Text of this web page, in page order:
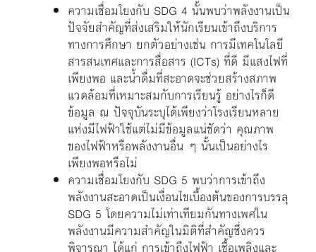
ความเชื่อมโยงกับ SDG 4 นั้นพบว่าพลังงานเป็น
ปัจจัยสำคัญที่ส่งเสริมให้นักเรียนเข้าถึงบริการ
ทางการศึกษา ยกตัวอย่างเช่น การมีเทคโนโลยี
สารสนเทศและการสื่อสาร (ICTs) ที่ดี มีแสงไฟที่
เพียงพอ และน้ำดื่มที่สะอาดจะช่วยสร้างสภาพ
แวดล้อมที่เหมาะสมกับการเรียนรู้ อย่างไรก็ดี
ข้อมูล ณ ปัจจุบันระบุได้เพียงว่าโรงเรียนหลาย
แห่งมีไฟฟ้าใช้แต่ไม่มีข้อมูลแน่ชัดว่า คุณภาพ
ของไฟฟ้าหรือพลังงานอื่น ๆ นั้นเป็นอย่างไร
เพียงพอหรือไม่
ความเชื่อมโยงกับ SDG 5 พบว่าการเข้าถึง
พลังงานสะอาดเป็นเงื่อนไขเบื้องต้นของการบรรลุ
SDG 5 โดยความไม่เท่าเทียมกันทางเพศใน
พลังงานมีความสำคัญในมิติที่สำคัญซึ่งควร